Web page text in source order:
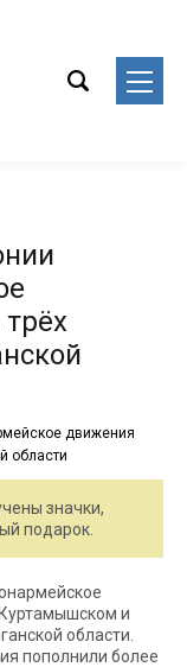
значки,
подарок.
и
области.
пополнили более